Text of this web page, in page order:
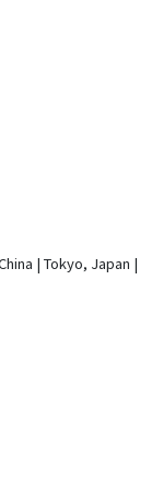
| Tokyo, Japan |